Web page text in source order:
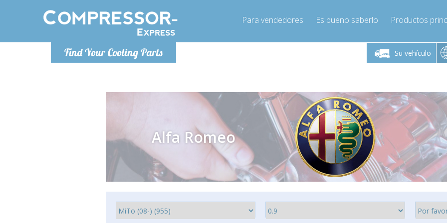
Find Your Cooling Parts
Para vendedores Es bueno saberlo Productos
Su vehículo
De lunes a viernes de 9:00 a De lunes a viernes de 9:00 a
16:00
Info@compressor-express.es
De lunes a
Alfa Romeo